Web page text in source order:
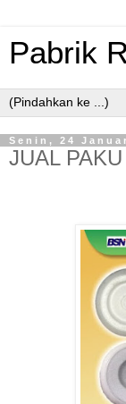
Pabrik
Senin, 24
JUAL